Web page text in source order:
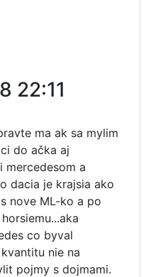
22:11
ma ak sa mylim
do ačka aj
mercedesom a
dacia je krajsia ako
nove ML-ko a po
co byval
nie na
pojmy s dojmami.